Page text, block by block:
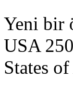
Yeni bir
USA
States